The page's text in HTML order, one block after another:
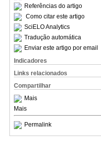
Referências do artigo
Como citar este artigo
SciELO Analytics
Tradução automática
Enviar este artigo por email
Indicadores
Links relacionados
Compartilhar
Mais
Mais
Permalink